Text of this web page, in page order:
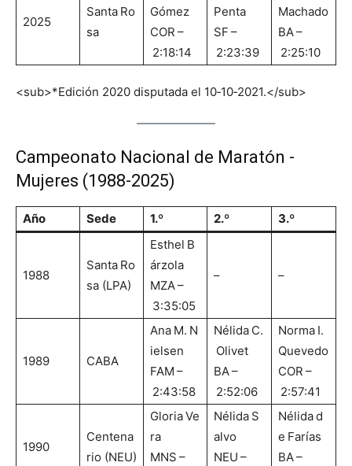
2025
Santa Ro
sa
Gómez
COR –
2:18:14
Penta
SF –
2:23:39
Machado
BA –
2:25:10
<sub>*Edición 2020 disputada el 10‑10‑2021.</sub>
Campeonato Nacional de Maratón ‑
Mujeres (1988‑2025)
Año Sede 1.º 2.º 3.º
1988
Santa Ro
sa (LPA)
Esthel B
árzola
MZA –
3:35:05
– –
1989 CABA
Ana M. N
ielsen
FAM –
2:43:58
Nélida C.
Olivet
BA –
2:52:06
Norma I.
Quevedo
COR –
2:57:41
1990
Centena
rio (NEU)
Gloria Ve
ra
MNS –
Nélida S
alvo
NEU –
Nélida d
e Farías
BA –